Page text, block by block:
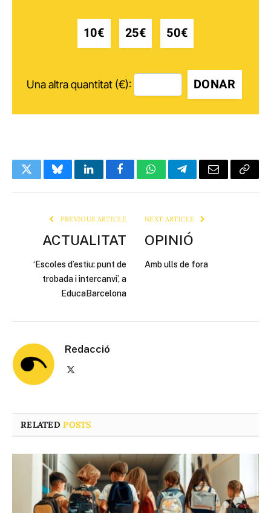
10€ 25€ 50€
Una altra quantitat (€): DONAR
TwitterBlueskyLinkedInFacebookWhatsAppTelegramEmail Copy
PREVIOUS ARTICLE
ACTUALITAT
‘Escoles d’estiu: punt de
trobada i intercanvi’, a
EducaBarcelona
NEXT ARTICLE
OPINIÓ
Amb ulls de fora
Redacció
RELATEDPOSTS